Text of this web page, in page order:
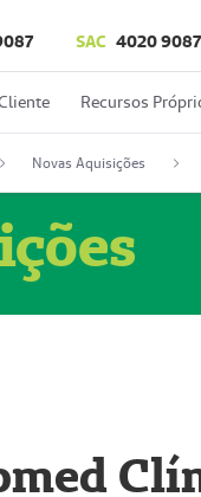
SAC 4020 9087
Recursos
Novas Aquisições